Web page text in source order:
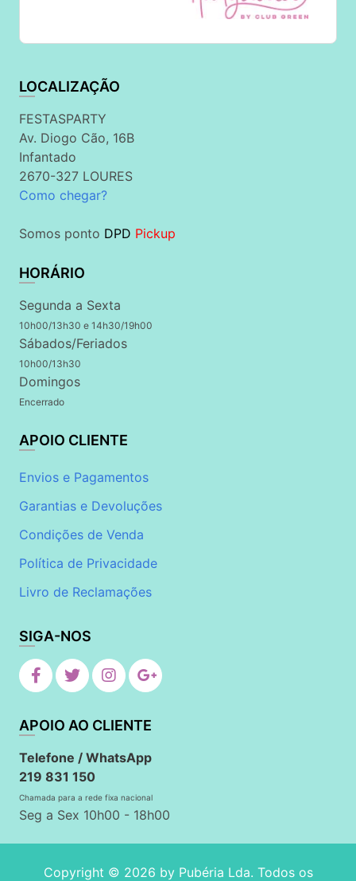
LOCALIZAÇÃO
FESTASPARTY
Av. Diogo Cão, 16B
Infantado
2670-327 LOURES
Como chegar?
Somos ponto DPD Pickup
HORÁRIO
Segunda a Sexta
10h00/13h30 e 14h30/19h00
Sábados/Feriados
10h00/13h30
Domingos
Encerrado
APOIO CLIENTE
Envios e Pagamentos
Garantias e Devoluções
Condições de Venda
Política de Privacidade
Livro de Reclamações
SIGA-NOS
APOIO AO CLIENTE
Telefone / WhatsApp
219 831 150
Chamada para a rede fixa nacional
Seg a Sex 10h00 - 18h00
Copyright © 2026 by Pubéria Lda. Todos os